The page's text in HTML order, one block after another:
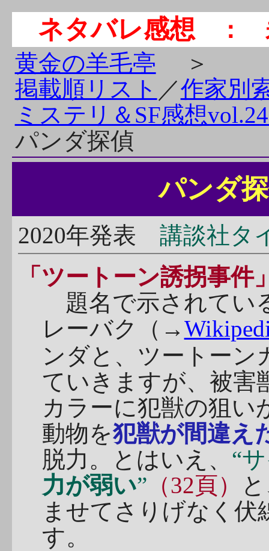
ネタバレ感想 ：
黄金の羊毛亭 ＞
掲載順リスト ／作家別
ミステリ＆SF感想
パンダ探偵
パンダ
2020年発表 講談社タ
「ツートーン誘拐事件
題名で示されてい
レーバク（→
ンダと、ツートーン
ていきますが、被害
カラーに犯獣の狙い
動物を犯獣が間違え
脱力。とはいえ、 “
力が弱い” （32頁）
ませてさりげなく
す。